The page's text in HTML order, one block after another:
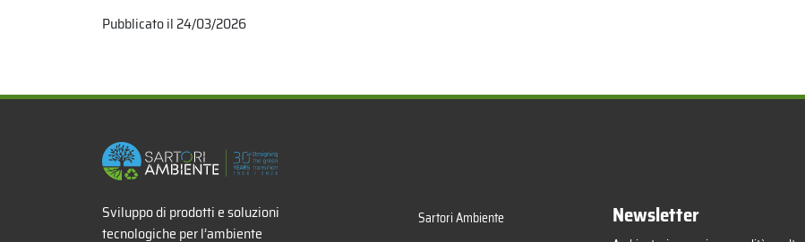
Pubblicato il 24/03/2026
x
Sviluppo di prodotti e soluzioni
tecnologiche per l’ambiente
Sartori Ambiente
Newsletter